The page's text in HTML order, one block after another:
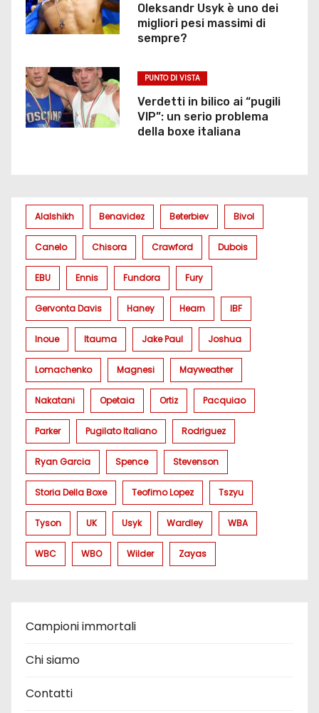
Oleksandr Usyk è uno dei
migliori pesi massimi di
sempre?
PUNTO DI VISTA
Verdetti in bilico ai “pugili
VIP”: un serio problema
della boxe italiana
Alalshikh Benavidez Beterbiev Bivol
Canelo Chisora Crawford Dubois
EBU Ennis Fundora Fury
Gervonta Davis Haney Hearn IBF
Inoue Itauma Jake Paul Joshua
Lomachenko Magnesi Mayweather
Nakatani Opetaia Ortiz Pacquiao
Parker Pugilato Italiano Rodriguez
Ryan Garcia Spence Stevenson
Storia Della Boxe Teofimo Lopez Tszyu
Tyson UK Usyk Wardley WBA
WBC WBO Wilder Zayas
Campioni immortali
Chi siamo
Contatti